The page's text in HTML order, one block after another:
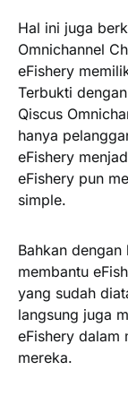
Hal ini juga
Omnichannel
eFishery
Terbukti
Qiscus
hanya
eFishery
eFishery pun
simple.
Bahkan
membantu
yang sudah
langsung juga
eFishery dalam
mereka.